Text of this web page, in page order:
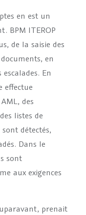
en est un
BPM ITEROP
de la saisie des
en
En
effectue
des
listes de
détectés,
Dans le
sont
aux exigences
prenait